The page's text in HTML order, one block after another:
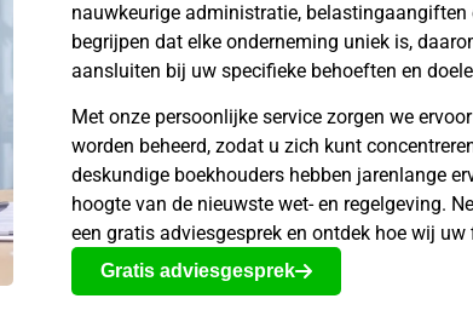
nauwkeurige administratie,
begrijpen dat elke onderneming uniek is,
aansluiten bij uw specifieke behoeften en
Met onze persoonlijke service zorgen we
worden beheerd, zodat u zich kunt
deskundige boekhouders hebben jarenlange
hoogte van de nieuwste wet- en regelgeving.
een gratis adviesgesprek en ontdek hoe wij
Gratis adviesgesprek